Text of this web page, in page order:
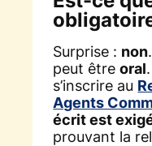
Surprise : non
peut êtreoral
s’inscrire au
Agents
écrit est
prouvant la